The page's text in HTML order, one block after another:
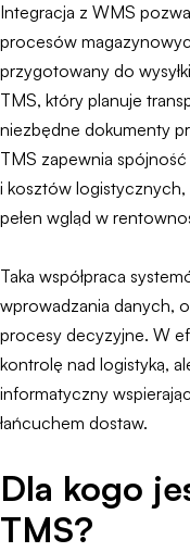
Integracja z WMS
procesów
przygotowany do
TMS, który planuje
niezbędne dokumenty
TMS zapewnia
i kosztów logistycznych,
pełen wgląd w
Taka współpraca
wprowadzania danych,
procesy decyzyjne. W
kontrolę nad logistyką,
informatyczny
łańcuchem dostaw.
Dla kogo
TMS?